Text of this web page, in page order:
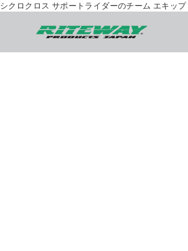
シクロクロス サポートライダーのチーム エキッ